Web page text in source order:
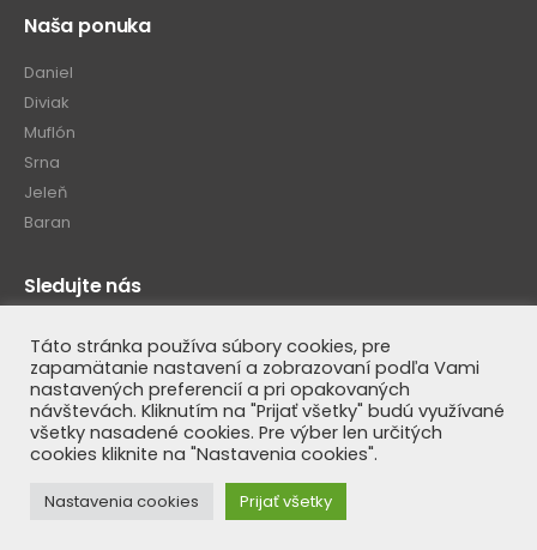
Naša ponuka
Daniel
Diviak
Muflón
Srna
Jeleň
Baran
Sledujte nás
© Luteus SK 2020. All Rights Reserved
Táto stránka používa súbory cookies, pre
zapamätanie nastavení a zobrazovaní podľa Vami
nastavených preferencií a pri opakovaných
návštevách. Kliknutím na "Prijať všetky" budú využívané
všetky nasadené cookies. Pre výber len určitých
cookies kliknite na "Nastavenia cookies".
Nastavenia cookies Prijať všetky